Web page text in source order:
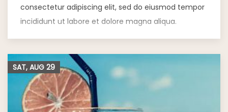
consectetur adipiscing elit, sed do eiusmod tempor
incididunt ut labore et dolore magna aliqua.
SAT, AUG 29